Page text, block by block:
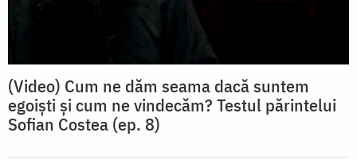
(Video) Cum ne dăm seama dacă suntem
egoiști și cum ne vindecăm? Testul părintelui
Sofian Costea (ep. 8)